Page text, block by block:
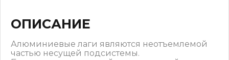
ОПИСАНИЕ
Алюминиевые лаги являются неотъемлемой
частью несущей подсистемы.